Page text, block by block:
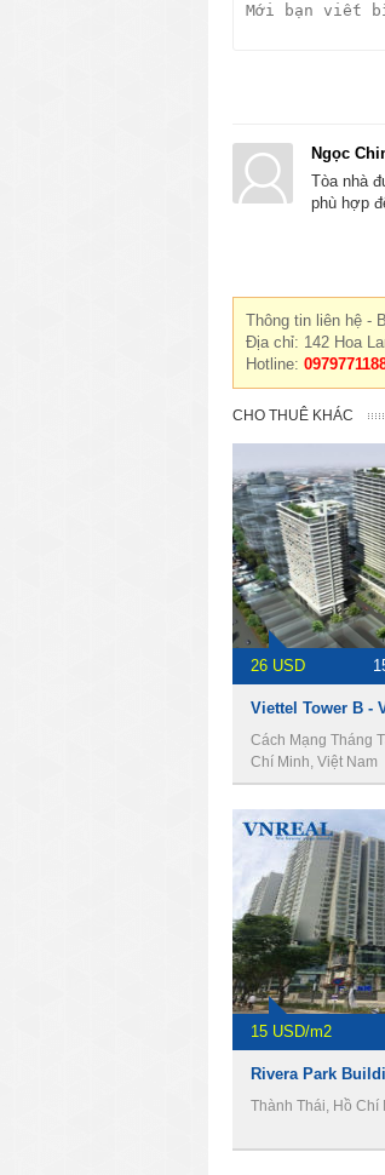
Ngọc
Tòa nhà
phù hợp
Thông tin liên hệ -
Địa chỉ: 142 Hoa
Hotline:
CHO THUÊ KHÁC
26 USD
Cách Mạng Tháng
Chí Minh, Việt Nam
15 USD/m2
Thành Thái, Hồ Chí